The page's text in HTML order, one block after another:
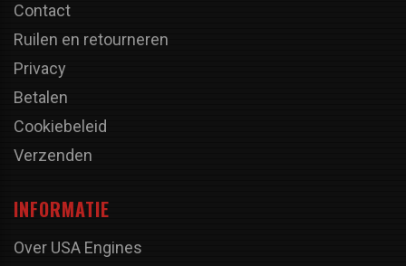
Contact
Ruilen en retourneren
Privacy
Betalen
Cookiebeleid
Verzenden
INFORMATIE
Over USA Engines